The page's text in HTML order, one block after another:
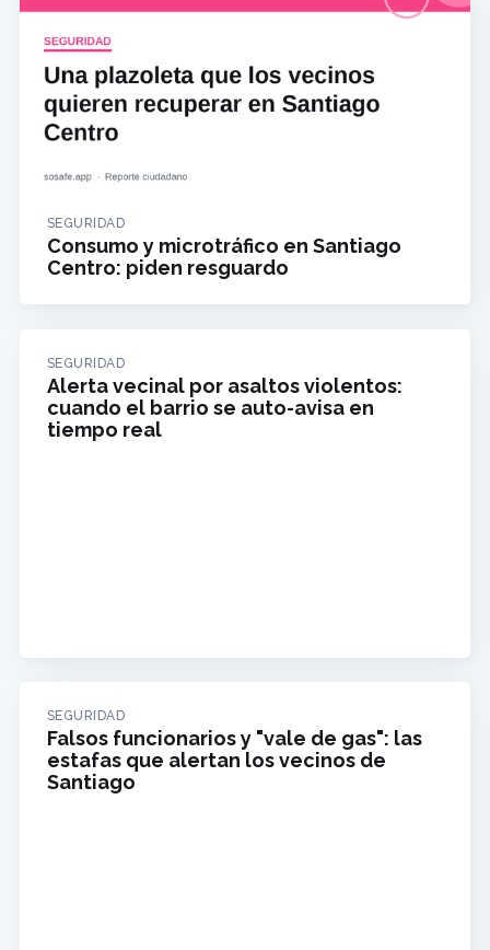
SEGURIDAD
Consumo y microtráfico en Santiago
Centro: piden resguardo
SEGURIDAD
Alerta vecinal por asaltos violentos:
cuando el barrio se auto-avisa en
tiempo real
SEGURIDAD
Falsos funcionarios y "vale de gas": las
estafas que alertan los vecinos de
Santiago